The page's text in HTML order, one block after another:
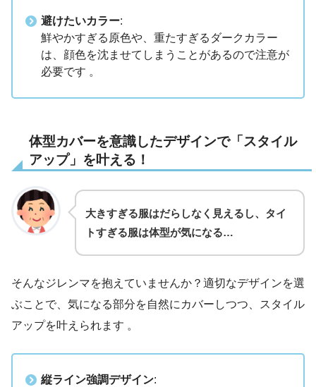
避けたいカラー:
鮮やかすぎる原色や、重たすぎるダークカラー
は、顔色を沈ませてしまうことがあるので注意が
必要です 。
体型カバーを意識したデザインで「スタイル
アップ」を叶える！
大きすぎる服はだらしなく見えるし、タイ
トすぎる服は体型が気になる…
そんなジレンマを抱えていませんか？適切なデザインを選
ぶことで、気になる部分を自然にカバーしつつ、スタイル
アップを叶えられます 。
縦ライン強調デザイン: